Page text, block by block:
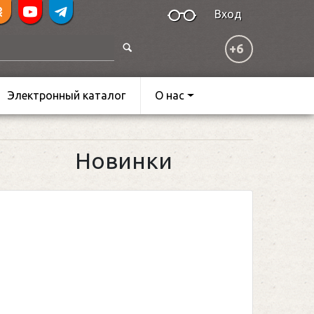
Вход
+6
Электронный каталог О нас
Новинки